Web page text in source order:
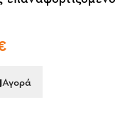
Αγορά